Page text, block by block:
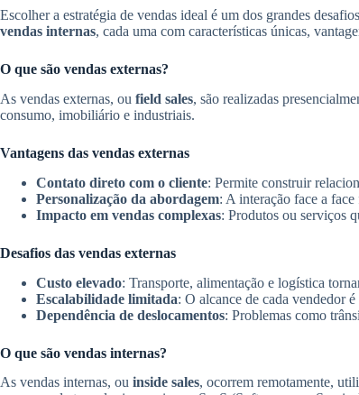
Escolher a estratégia de vendas ideal é um dos grandes
vendas internas, cada uma com características únicas,
O que são vendas externas?
As vendas externas, ou field sales, são realizadas
consumo, imobiliário e industriais.
Vantagens das vendas externas
Contato direto com o cliente: Permite construir
Personalização da abordagem: A interação face a
Impacto em vendas complexas: Produtos ou serviços
Desafios das vendas externas
Custo elevado: Transporte, alimentação e logística
Escalabilidade limitada: O alcance de cada vendedor
Dependência de deslocamentos: Problemas como
O que são vendas internas?
As vendas internas, ou inside sales, ocorrem remotamente,